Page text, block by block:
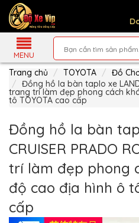
MENU
Giới
Thiệu
Sản
Phẩm
Hướng
Mua
Hàng
Chính
Sách
Thanh
Tin
Xe
Mới
Trang chủ TOYOTA
Đồ
Đồng hồ la bàn taplo xe LAND
trang trí làm đẹp phong cách
tô TOYOTA cao cấp
Đồng hồ la bàn
CRUISER PRADO
trí làm đẹp phong
độ cao địa hình ô
cấp